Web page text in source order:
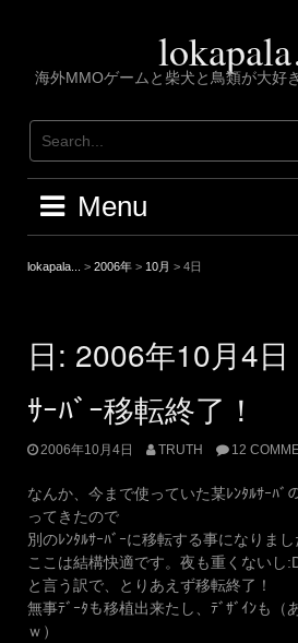
海外MMOゲームと柴犬と鳥類が大好
Menu
lokapala... > 2006年 > 10月 > 4日
日: 2006年10月4日
ｻｰﾊﾞｰ移転終了！
2006年10月4日 TRUTH 12
なんか、今まで使っていた某ﾚﾝﾀﾙｻｰﾊﾞ
ってきたので
別のﾚﾝﾀﾙｻｰﾊﾞｰに移転する事になりまし
ここは結構快適です。夜も重くないし
と言う訳で、とりあえず移転終了！
無事ﾃﾞｰﾀも移植出来たし、ﾃﾞｻﾞｲﾝも（
ｗ）